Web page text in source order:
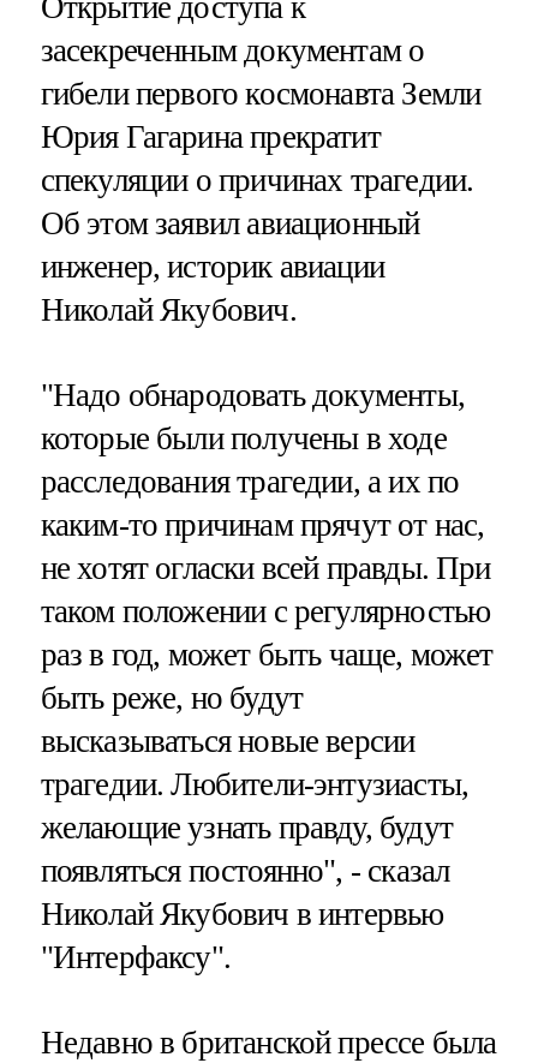
засекреченным документам о
гибели первого космонавта Земли
Юрия Гагарина прекратит
спекуляции о причинах трагедии.
Об этом заявил авиационный
инженер, историк авиации
Николай Якубович.
"Надо обнародовать документы,
которые были получены в ходе
расследования трагедии, а их по
каким-то причинам прячут от нас,
не хотят огласки всей правды. При
таком положении с регулярностью
раз в год, может быть чаще, может
быть реже, но будут
высказываться новые версии
трагедии. Любители-энтузиасты,
желающие узнать правду, будут
появляться постоянно", - сказал
Николай Якубович в интервью
"Интерфаксу".
Недавно в британской прессе была